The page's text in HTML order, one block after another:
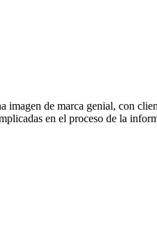
imagen de marca genial, con
en el proceso de la